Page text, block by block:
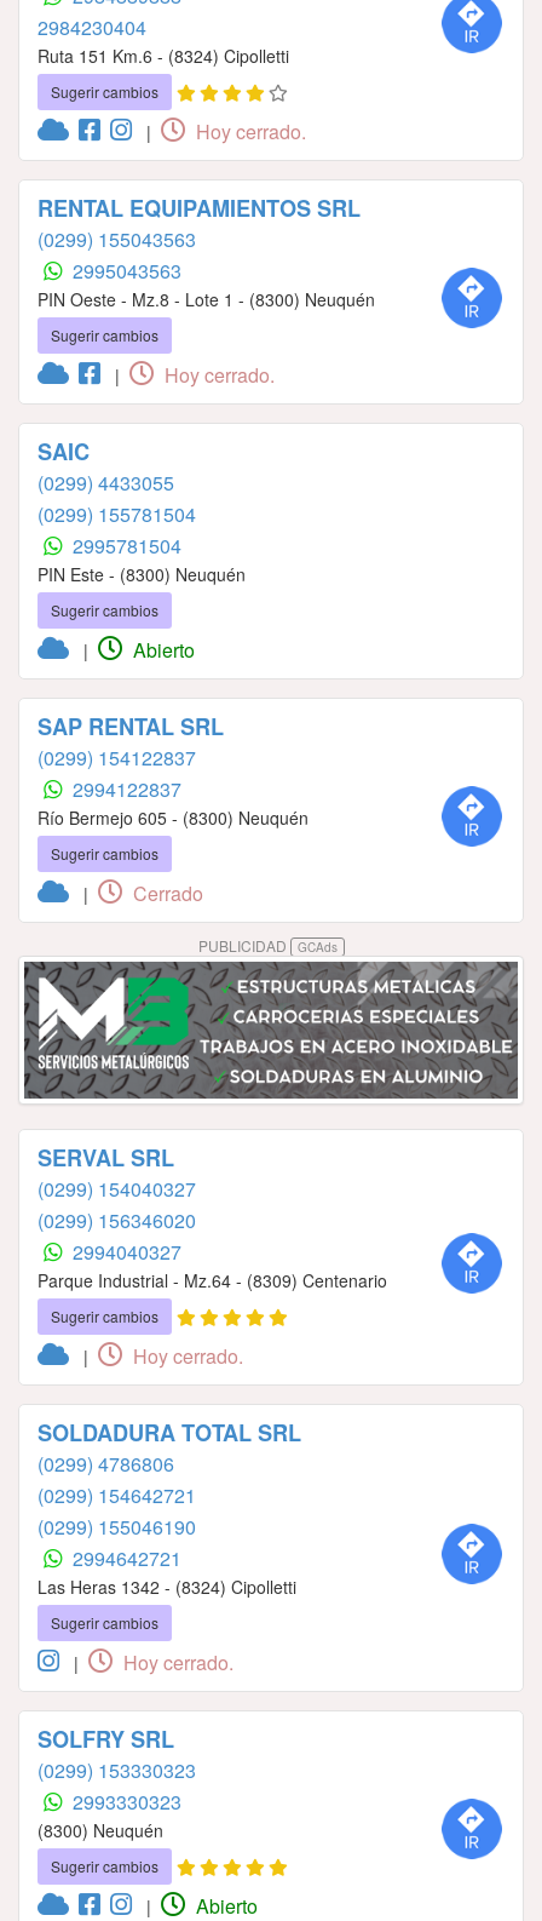
2984230404
Ruta 151 Km.6 - (8324) Cipolletti
Sugerir cambios
| Hoy cerrado.
RENTAL EQUIPAMIENTOS SRL
(0299) 155043563
2995043563
PIN Oeste - Mz.8 - Lote 1 - (8300) Neuquén
Sugerir cambios
| Hoy cerrado.
SAIC
(0299) 4433055
(0299) 155781504
2995781504
PIN Este - (8300) Neuquén
Sugerir cambios
| Abierto
SAP RENTAL SRL
(0299) 154122837
2994122837
Río Bermejo 605 - (8300) Neuquén
Sugerir cambios
| Cerrado
PUBLICIDAD GCAds
SERVAL SRL
(0299) 154040327
(0299) 156346020
2994040327
Parque Industrial - Mz.64 - (8309) Centenario
Sugerir cambios
| Hoy cerrado.
SOLDADURA TOTAL SRL
(0299) 4786806
(0299) 154642721
(0299) 155046190
2994642721
Las Heras 1342 - (8324) Cipolletti
Sugerir cambios
| Hoy cerrado.
SOLFRY SRL
(0299) 153330323
2993330323
(8300) Neuquén
Sugerir cambios
| Abierto